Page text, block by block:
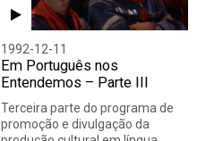
1992-12-11
Em Português nos
Entendemos – Parte III
Terceira parte do programa de
promoção e divulgação da